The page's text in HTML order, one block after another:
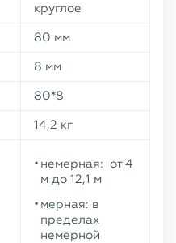
круглое
80 мм
8 мм
80*8
14,2 кг
немерная: от 4
м до 12,1 м
мерная: в
пределах
немерной